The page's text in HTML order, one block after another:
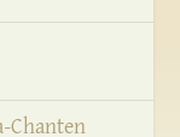
Chanten